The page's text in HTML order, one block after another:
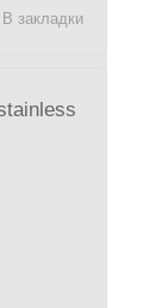
В закладки